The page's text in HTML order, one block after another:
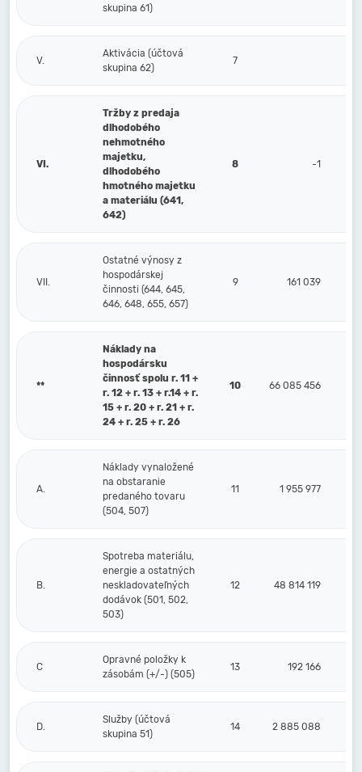
skupina 61)
V.
Aktivácia (účtová
skupina 62)
7
VI.
Tržby z predaja
dlhodobého
nehmotného
majetku,
dlhodobého
hmotného majetku
a materiálu (641,
642)
8 -1
VII.
Ostatné výnosy z
hospodárskej
činnosti (644, 645,
646, 648, 655, 657)
9 161 039
**
Náklady na
hospodársku
činnosť spolu r. 11 +
r. 12 + r. 13 + r.14 + r.
15 + r. 20 + r. 21 + r.
24 + r. 25 + r. 26
10 66 085 456
A.
Náklady vynaložené
na obstaranie
predaného tovaru
(504, 507)
11 1 955 977
B.
Spotreba materiálu,
energie a ostatných
neskladovateľných
dodávok (501, 502,
503)
12 48 814 119
C
Opravné položky k
zásobám (+/-) (505)
13 192 166
D.
Služby (účtová
skupina 51)
14 2 885 088